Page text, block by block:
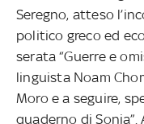
Seregno, atteso
politico greco ed
serata “Guerre e
linguista Noam
Moro e a seguire,
quaderno di